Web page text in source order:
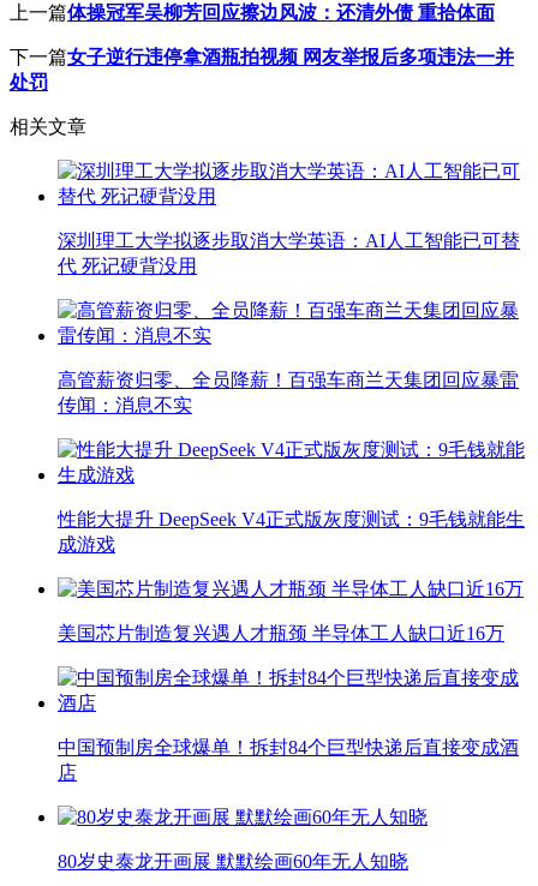
上一篇体操冠军吴柳芳回应擦边风波：还清外债 重拾体面
下一篇女子逆行违停拿酒瓶拍视频 网友举报后多项违法一并
处罚
相关文章
深圳理工大学拟逐步取消大学英语：AI人工智能已可替
代 死记硬背没用
高管薪资归零、全员降薪！百强车商兰天集团回应暴雷
传闻：消息不实
性能大提升 DeepSeek V4正式版灰度测试：9毛钱就能生
成游戏
美国芯片制造复兴遇人才瓶颈 半导体工人缺口近16万
中国预制房全球爆单！拆封84个巨型快递后直接变成酒
店
80岁史泰龙开画展 默默绘画60年无人知晓